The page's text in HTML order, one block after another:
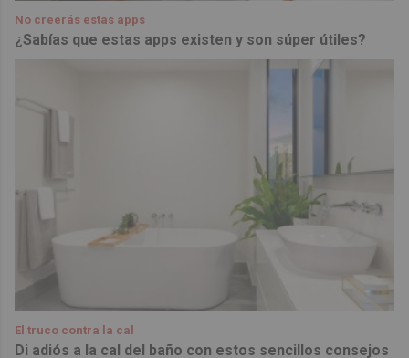
No creerás estas apps
¿Sabías que estas apps existen y son súper útiles?
El truco contra la cal
Di adiós a la cal del baño con estos sencillos consejos